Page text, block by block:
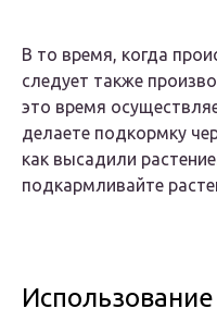
В то время, когда
следует также
это время
делаете подкормку
как высадили
подкармливайте